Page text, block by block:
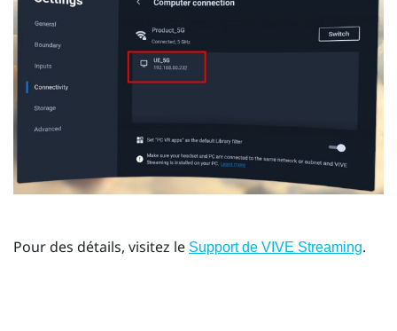
Pour des détails, visitez le Support de VIVE Streaming.